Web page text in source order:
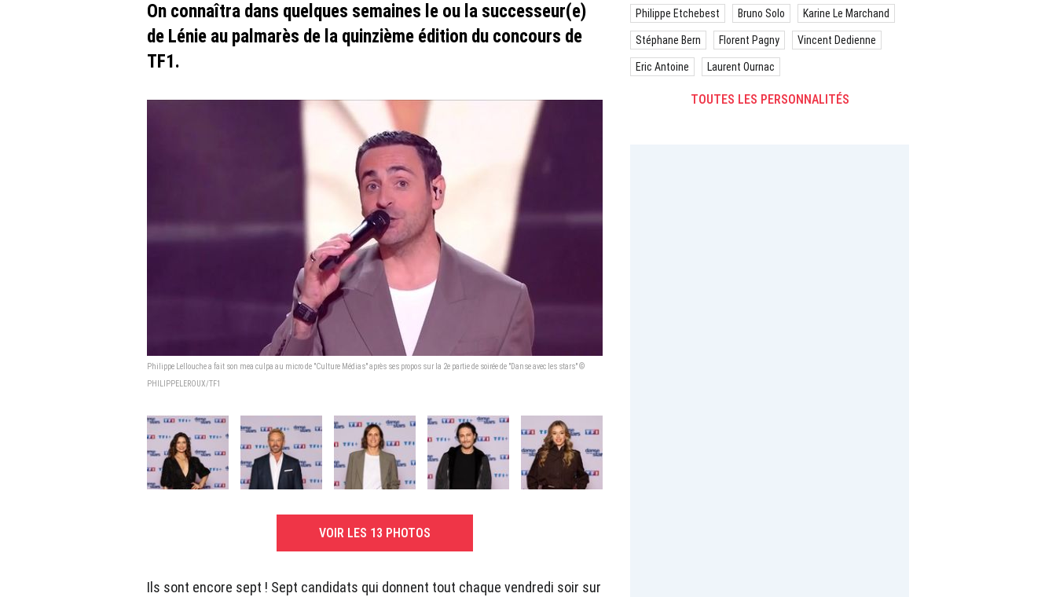
On connaîtra dans quelques semaines le ou la successeur(e)
de Lénie au palmarès de la quinzième édition du concours de
TF1.
Philippe Lellouche a fait son mea culpa au micro de "Culture Médias" après ses propos sur la 2e partie de soirée de "Danse avec les stars" ©
PHILIPPELEROUX/TF1
VOIR LES 13 PHOTOS
Ils sont encore sept ! Sept candidats qui donnent tout chaque vendredi soir sur
Philippe Etchebest Bruno Solo Karine Le Marchand
Stéphane Bern Florent Pagny Vincent Dedienne
Eric Antoine Laurent Ournac
TOUTES LES PERSONNALITÉS